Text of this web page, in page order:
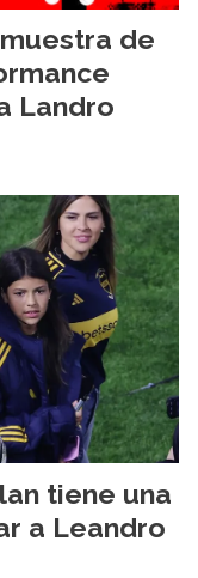
de
Landro
tiene una
a Leandro